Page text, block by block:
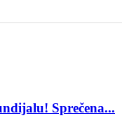
Sprečena...